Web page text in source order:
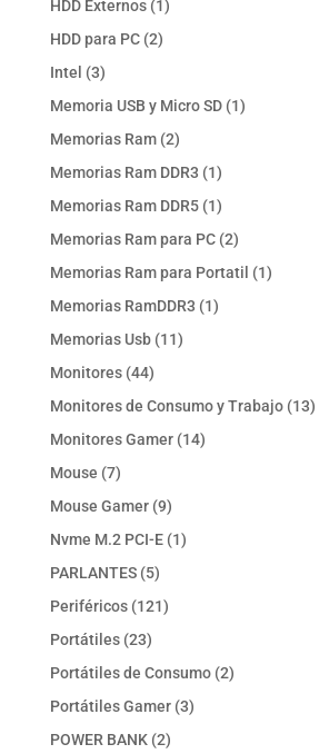
HDD Externos 11
HDD para PC 22
Intel 33
productos
Memoria USB y Micro SD 11
Memorias Ram 22
productos
Memorias Ram DDR3 11
producto
Memorias Ram DDR5 11
producto
Memorias Ram para PC 22
productos
Memorias Ram para Portatil 11
Memorias RamDDR3 11
Memorias Usb 1111
Monitores 4444
productos
Monitores de Consumo y Trabajo 1313
Monitores Gamer 1414
Mouse 77
productos
Mouse Gamer 99
productos
Nvme M.2 PCI-E 11
PARLANTES 55
productos
Periféricos 121121
Portátiles 2323
productos
Portátiles de Consumo 22
Portátiles Gamer 33
POWER BANK 22